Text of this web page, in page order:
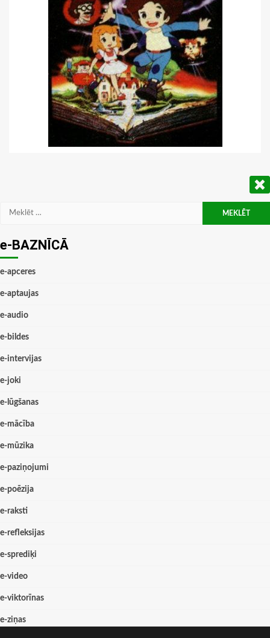
Meklēt:
e-BAZNĪCĀ
e-apceres
e-aptaujas
e-audio
e-bildes
e-intervijas
e-joki
e-lūgšanas
e-mācība
e-mūzika
e-paziņojumi
e-poēzija
e-raksti
e-refleksijas
e-sprediķi
e-video
e-viktorīnas
e-ziņas